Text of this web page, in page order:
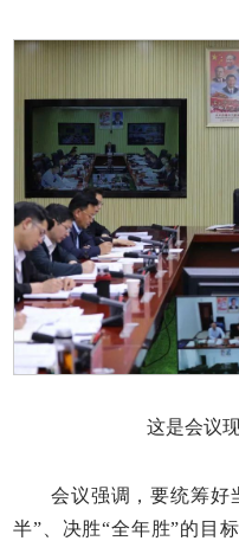
这是会议
会议强调，要统筹好
半”、决胜“全年胜”的目